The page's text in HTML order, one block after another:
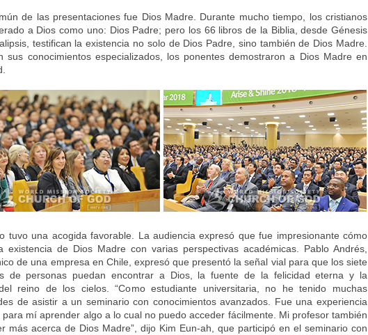
de las presentaciones fue Dios Madre. Durante mucho tiempo, los cristianos
a Dios como uno: Dios Padre; pero los 66 libros de la Biblia, desde Génesis
testifican la existencia no solo de Dios Padre, sino también de Dios Madre.
sus conocimientos especializados, los ponentes demostraron a Dios Madre en
tuvo una acogida favorable. La audiencia expresó que fue impresionante cómo
existencia de Dios Madre con varias perspectivas académicas. Pablo Andrés,
de una empresa en Chile, expresó que presentó la señal vial para que los siete
de personas puedan encontrar a Dios, la fuente de la felicidad eterna y la
reino de los cielos. “Como estudiante universitaria, no he tenido muchas
de asistir a un seminario con conocimientos avanzados. Fue una experiencia
para mí aprender algo a lo cual no puedo acceder fácilmente. Mi profesor también
más acerca de Dios Madre”, dijo Kim Eun-ah, que participó en el seminario con